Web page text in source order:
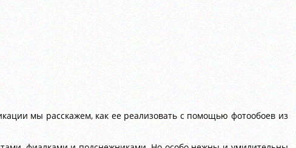
мы расскажем, как ее реализовать с помощью фотообоев из